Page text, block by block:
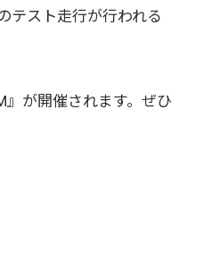
テスト走行が行われる
』が開催されます。ぜひ